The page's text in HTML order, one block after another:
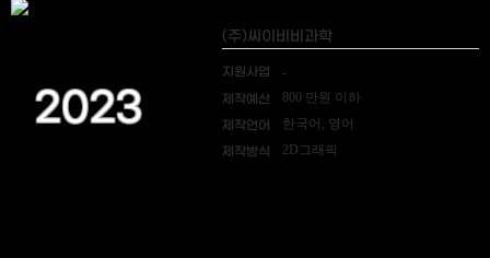
2023
(주)씨이비비과학
지원사업 -
제작예산 800 만원 이하
제작언어 한국어, 영어
제작방식 2D그래픽